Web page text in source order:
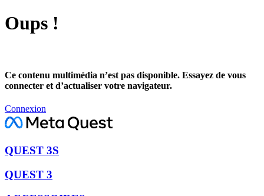
Oups !
Ce contenu multimédia n’est pas disponible. Essayez de vous
connecter et d’actualiser votre navigateur.
Connexion
QUEST 3S
QUEST 3